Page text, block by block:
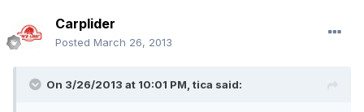
Carplider
Posted March 26, 2013
On 3/26/2013 at 10:01 PM, tica said: